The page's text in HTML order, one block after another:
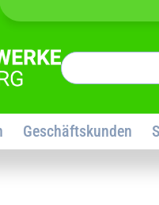
Geschäftskunden